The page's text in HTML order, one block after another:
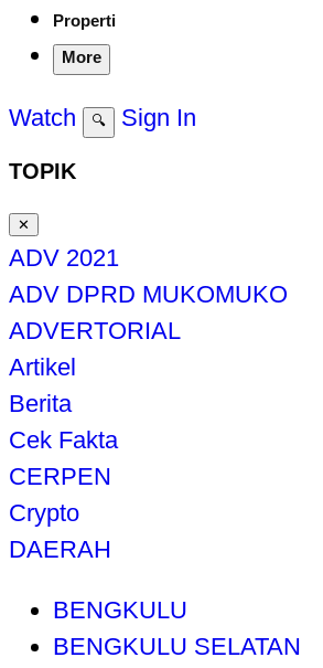
Properti
More
Watch 🔍 Sign In
TOPIK
✕
ADV 2021
ADV DPRD MUKOMUKO
ADVERTORIAL
Artikel
Berita
Cek Fakta
CERPEN
Crypto
DAERAH
BENGKULU
BENGKULU SELATAN